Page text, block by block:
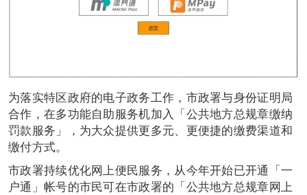
为落实特区政府的电子政务工作，市政署与身份证明局
合作，在多功能自助服务机加入「公共地方总规章缴纳
罚款服务」，为大众提供更多元、更便捷的缴费渠道和
缴付方式。
市政署持续优化网上便民服务，从今年开始已开通「一
户通」帐号的市民可在市政署的「公共地方总规章网上